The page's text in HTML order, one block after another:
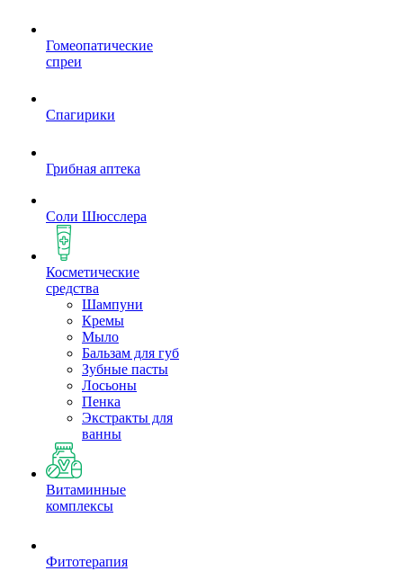
Гомеопатические
спреи
Спагирики
Грибная аптека
Соли Шюсслера
Косметические
средства
Шампуни
Кремы
Мыло
Бальзам для губ
Зубные пасты
Лосьоны
Пенка
Экстракты для
ванны
Витаминные
комплексы
Фитотерапия